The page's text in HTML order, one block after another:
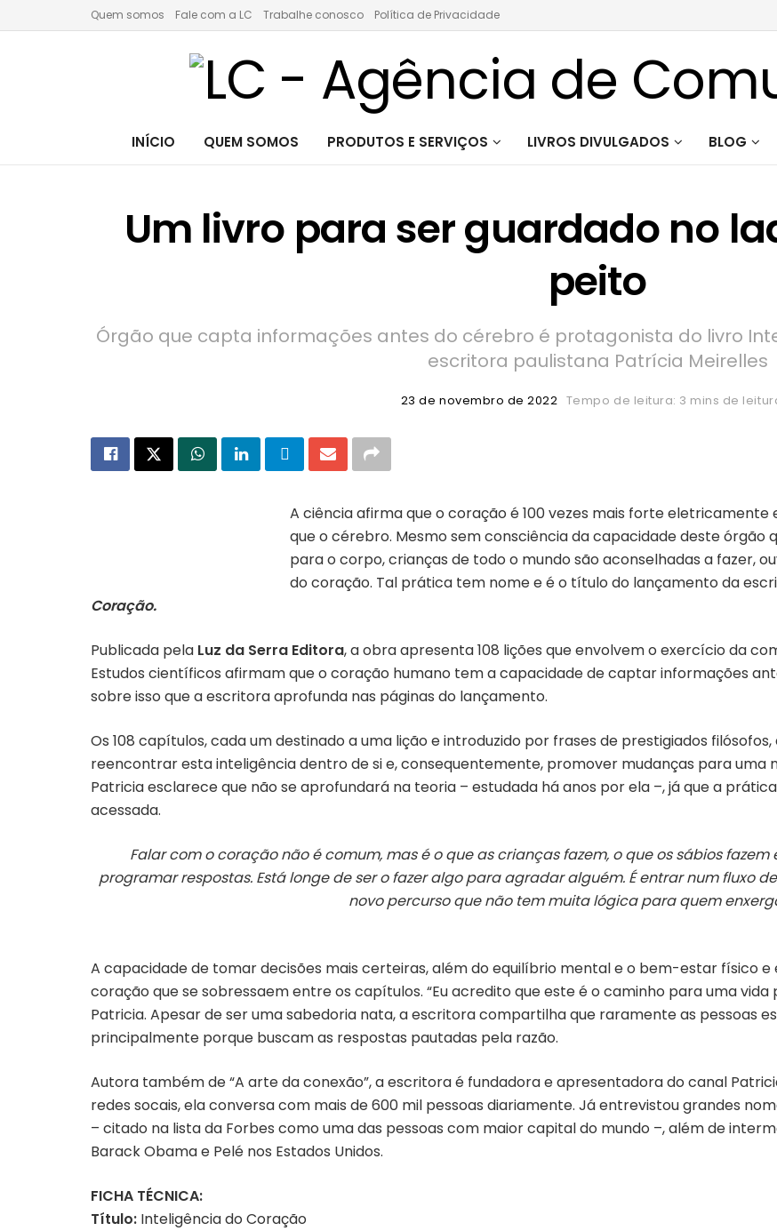
Quem somos Fale com a LC Trabalhe conosco Política de Privacidade
INÍCIO QUEM SOMOS PRODUTOS E SERVIÇOS LIVROS DIVULGADOS BLOG
Um livro para ser guardado no
peito
Órgão que capta informações antes do cérebro é protagonista do livro
escritora paulistana Patrícia Meirelles
23 de novembro de 2022 Tempo de leitura: 3 mins de
A ciência afirma que o coração é 100 vezes mais forte
que o cérebro. Mesmo sem consciência da capacidade deste órgão
para o corpo, crianças de todo o mundo são aconselhadas a fazer,
do coração. Tal prática tem nome e é o título do lançamento da
Coração.
Publicada pela Luz da Serra Editora, a obra apresenta 108 lições que envolvem o exercício da
Estudos científicos afirmam que o coração humano tem a capacidade de captar informações
sobre isso que a escritora aprofunda nas páginas do lançamento.
Os 108 capítulos, cada um destinado a uma lição e introduzido por frases de prestigiados
reencontrar esta inteligência dentro de si e, consequentemente, promover mudanças para uma
Patricia esclarece que não se aprofundará na teoria – estudada há anos por ela –, já que a
acessada.
Falar com o coração não é comum, mas é o que as crianças fazem, o que os sábios
programar respostas. Está longe de ser o fazer algo para agradar alguém. É entrar num fluxo
novo percurso que não tem muita lógica para quem
A capacidade de tomar decisões mais certeiras, além do equilíbrio mental e o bem-estar físico
coração que se sobressaem entre os capítulos. “Eu acredito que este é o caminho para uma vida
Patricia. Apesar de ser uma sabedoria nata, a escritora compartilha que raramente as pessoas
principalmente porque buscam as respostas pautadas pela razão.
Autora também de “A arte da conexão”, a escritora é fundadora e apresentadora do canal
redes socais, ela conversa com mais de 600 mil pessoas diariamente. Já entrevistou grandes
– citado na lista da Forbes como uma das pessoas com maior capital do mundo –, além de
Barack Obama e Pelé nos Estados Unidos.
FICHA TÉCNICA:
Título: Inteligência do Coração